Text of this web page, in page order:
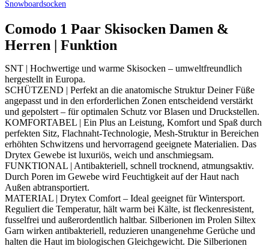
Snowboardsocken
Comodo 1 Paar Skisocken Damen &
Herren | Funktion
SNT | Hochwertige und warme Skisocken – umweltfreundlich
hergestellt in Europa.
SCHÜTZEND | Perfekt an die anatomische Struktur Deiner Füße
angepasst und in den erforderlichen Zonen entscheidend verstärkt
und gepolstert – für optimalen Schutz vor Blasen und Druckstellen.
KOMFORTABEL | Ein Plus an Leistung, Komfort und Spaß durch
perfekten Sitz, Flachnaht-Technologie, Mesh-Struktur in Bereichen
erhöhten Schwitzens und hervorragend geeignete Materialien. Das
Drytex Gewebe ist luxuriös, weich und anschmiegsam.
FUNKTIONAL | Antibakteriell, schnell trocknend, atmungsaktiv.
Durch Poren im Gewebe wird Feuchtigkeit auf der Haut nach
Außen abtransportiert.
MATERIAL | Drytex Comfort – Ideal geeignet für Wintersport.
Reguliert die Temperatur, hält warm bei Kälte, ist fleckenresistent,
fusselfrei und außerordentlich haltbar. Silberionen im Prolen Siltex
Garn wirken antibakteriell, reduzieren unangenehme Gerüche und
halten die Haut im biologischen Gleichgewicht. Die Silberionen